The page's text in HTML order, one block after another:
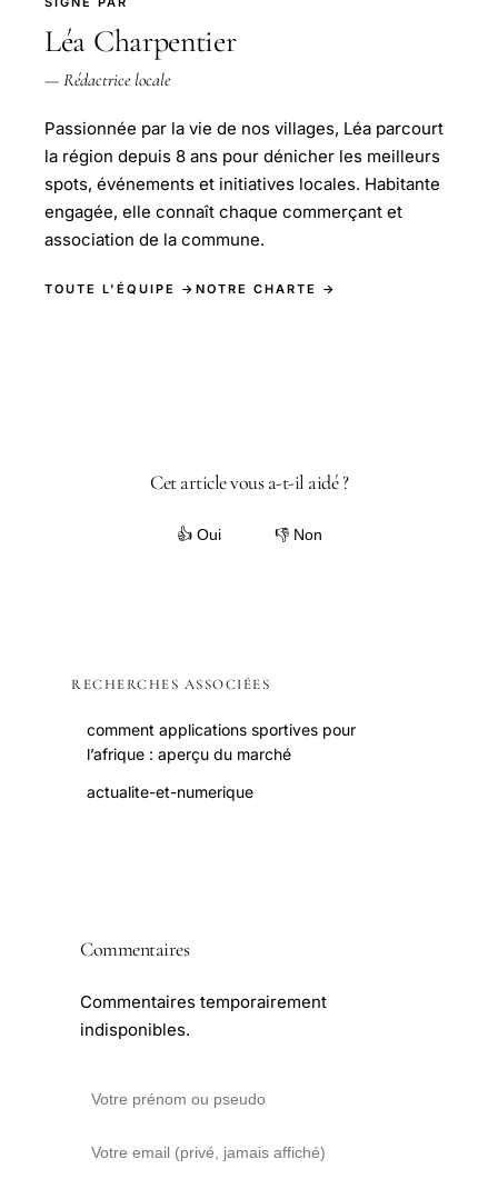
Léa Charpentier
— Rédactrice locale
Passionnée par la vie de nos villages, Léa parcourt
la région depuis 8 ans pour dénicher les meilleurs
spots, événements et initiatives locales. Habitante
engagée, elle connaît chaque commerçant et
association de la commune.
TOUTE L'ÉQUIPE → NOTRE CHARTE →
Cet article vous a-t-il aidé ?
👍 Oui 👎 Non
RECHERCHES ASSOCIÉES
comment applications sportives pour
l’afrique : aperçu du marché
actualite-et-numerique
Commentaires
Commentaires temporairement
indisponibles.